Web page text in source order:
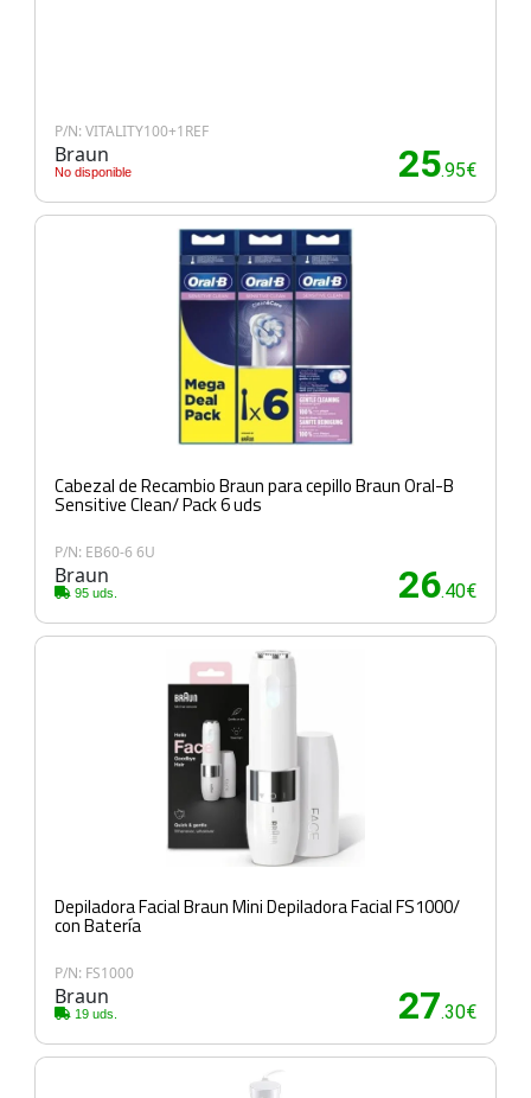
P/N: VITALITY100+1REF
Braun
No disponible 25.95€
Cabezal de Recambio Braun para cepillo Braun Oral-B
Sensitive Clean/ Pack 6 uds
P/N: EB60-6 6U
Braun
95 uds. 26.40€
Depiladora Facial Braun Mini Depiladora Facial FS1000/
con Batería
P/N: FS1000
Braun
19 uds. 27.30€